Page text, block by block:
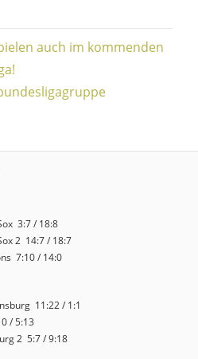
auch im kommenden
3:7 / 18:8
2 14:7 / 18:7
7:10 / 14:0
11:22 / 1:1
/ 5:13
2 5:7 / 9:18